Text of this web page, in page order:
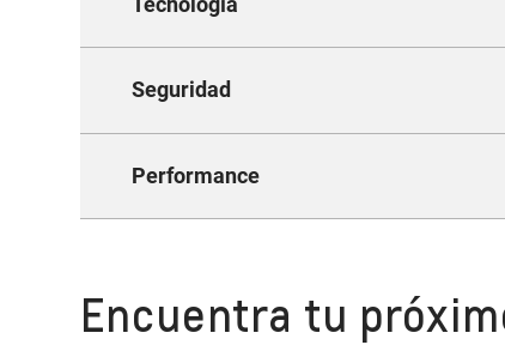
Seguridad
Performance
Encuentra tu